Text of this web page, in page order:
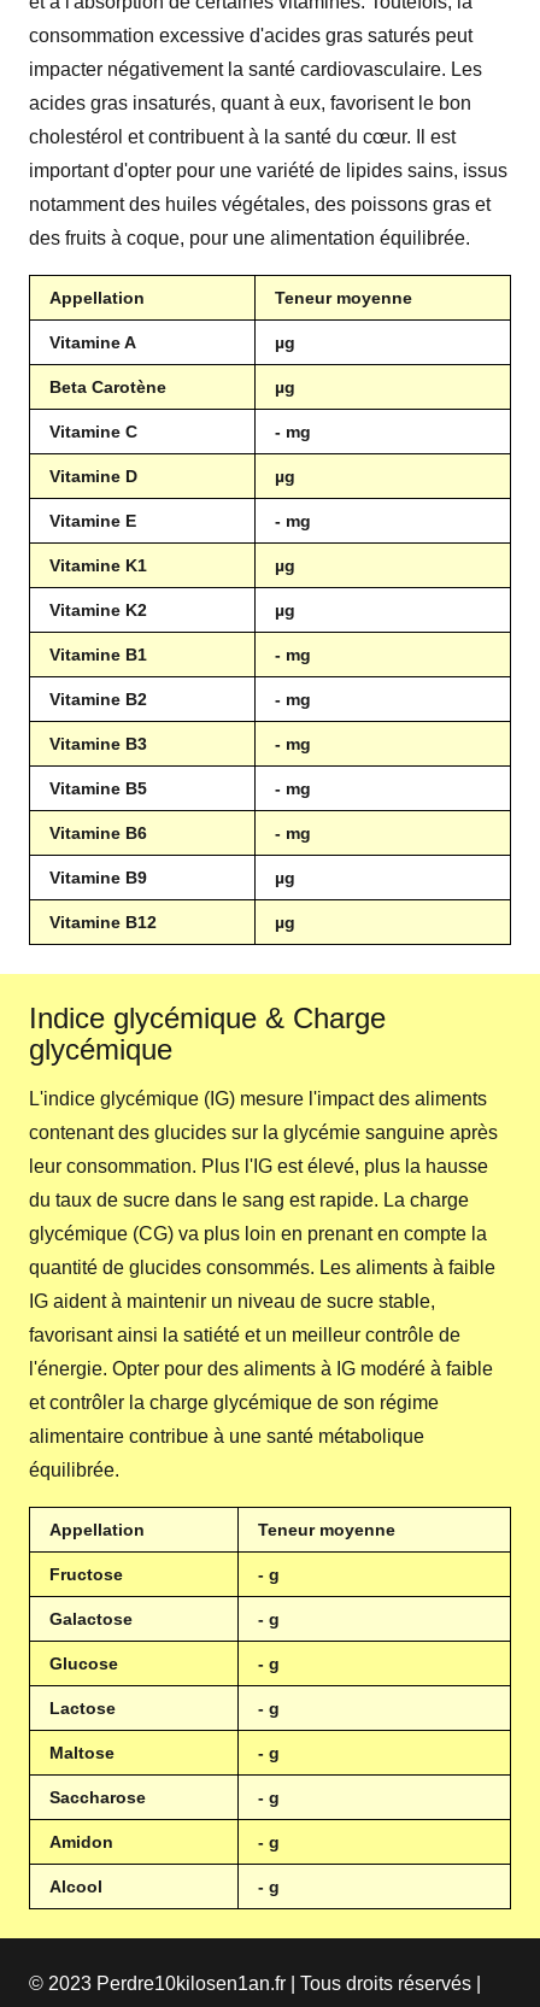
consommation excessive d'acides gras saturés peut
impacter négativement la santé cardiovasculaire. Les
acides gras insaturés, quant à eux, favorisent le bon
cholestérol et contribuent à la santé du cœur. Il est
important d'opter pour une variété de lipides sains, issus
notamment des huiles végétales, des poissons gras et
des fruits à coque, pour une alimentation équilibrée.
Appellation Teneur moyenne
Vitamine A µg
Beta Carotène µg
Vitamine C - mg
Vitamine D µg
Vitamine E - mg
Vitamine K1 µg
Vitamine K2 µg
Vitamine B1 - mg
Vitamine B2 - mg
Vitamine B3 - mg
Vitamine B5 - mg
Vitamine B6 - mg
Vitamine B9 µg
Vitamine B12 µg
Indice glycémique & Charge
glycémique
L'indice glycémique (IG) mesure l'impact des aliments
contenant des glucides sur la glycémie sanguine après
leur consommation. Plus l'IG est élevé, plus la hausse
du taux de sucre dans le sang est rapide. La charge
glycémique (CG) va plus loin en prenant en compte la
quantité de glucides consommés. Les aliments à faible
IG aident à maintenir un niveau de sucre stable,
favorisant ainsi la satiété et un meilleur contrôle de
l'énergie. Opter pour des aliments à IG modéré à faible
et contrôler la charge glycémique de son régime
alimentaire contribue à une santé métabolique
équilibrée.
Appellation Teneur moyenne
Fructose - g
Galactose - g
Glucose - g
Lactose - g
Maltose - g
Saccharose - g
Amidon - g
Alcool - g
© 2023 Perdre10kilosen1an.fr | Tous droits réservés |